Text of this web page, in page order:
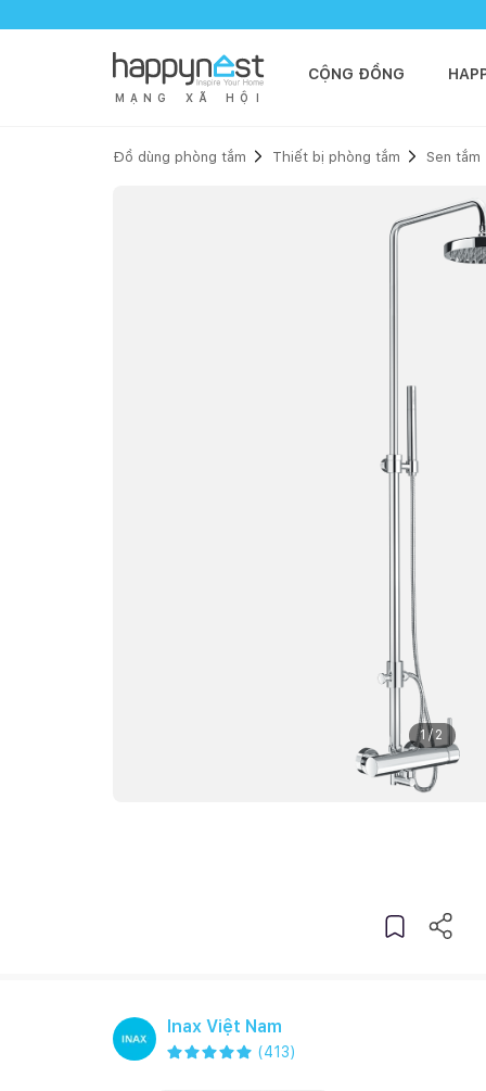
M Ạ N G X Ã H Ộ I
CỘNG ĐỒNG
Đồ dùng phòng tắm Thiết bị phòng tắm Sen tắm
1/2
Inax Việt Nam
(413)